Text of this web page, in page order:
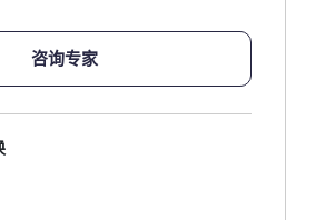
咨询专家